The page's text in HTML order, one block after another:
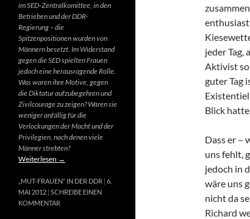
jeder Tag,
Aktivist
guter Tag
Blick hatte.
Dass er –
uns fehlt,
jedoch in
wäre uns
nicht da
Richard
im SED-Zentralkomittee, in den
Betrieben und der DDR-
Regierung – die
Spitzenpositionen wurden von
Männern besetzt. Im Widerstand
gegen die SED spielten Frauen
jedoch eine herausragende Rolle.
Was waren ihre Motive, gegen
die Diktatur aufzubegehren und
Zivilcourage zu zeigen? Waren sie
weniger anfällig für die
Verlockungen der Macht und der
Privilegien, nach denen viele
Männer strebten?
Weiterlesen →
„MUT-FRAUEN“ IN DER DDR 6.
MAI 2012 SCHREIBE EINEN
KOMMENTAR